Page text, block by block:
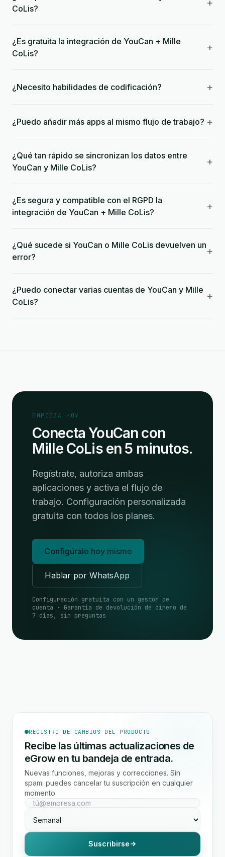
CoLis?
+
¿Es gratuita la integración de YouCan + Mille
CoLis?
+
¿Necesito habilidades de codificación? +
¿Puedo añadir más apps al mismo flujo de trabajo? +
¿Qué tan rápido se sincronizan los datos entre
YouCan y Mille CoLis?
+
¿Es segura y compatible con el RGPD la
integración de YouCan + Mille CoLis?
+
¿Qué sucede si YouCan o Mille CoLis devuelven un
error?
+
¿Puedo conectar varias cuentas de YouCan y Mille
CoLis?
+
EMPIEZA HOY
Conecta YouCan con
Mille CoLis en 5 minutos.
Regístrate, autoriza ambas
aplicaciones y activa el flujo de
trabajo. Configuración personalizada
gratuita con todos los planes.
Configúralo hoy mismo
Hablar por WhatsApp
Configuración gratuita con un gestor de
cuenta · Garantía de devolución de dinero de
7 días, sin preguntas
REGISTRO DE CAMBIOS DEL PRODUCTO
Recibe las últimas actualizaciones de
eGrow en tu bandeja de entrada.
Nuevas funciones, mejoras y correcciones. Sin
spam: puedes cancelar tu suscripción en cualquier
momento.
Suscribirse